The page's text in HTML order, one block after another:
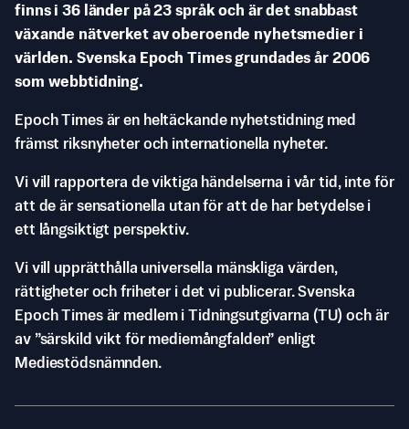
finns i 36 länder på 23 språk och är det snabbast
växande nätverket av oberoende nyhetsmedier i
världen. Svenska Epoch Times grundades år 2006
som webbtidning.
Epoch Times är en heltäckande nyhetstidning med
främst riksnyheter och internationella nyheter.
Vi vill rapportera de viktiga händelserna i vår tid, inte för
att de är sensationella utan för att de har betydelse i
ett långsiktigt perspektiv.
Vi vill upprätthålla universella mänskliga värden,
rättigheter och friheter i det vi publicerar. Svenska
Epoch Times är medlem i Tidningsutgivarna (TU) och är
av ”särskild vikt för mediemångfalden” enligt
Mediestödsnämnden.